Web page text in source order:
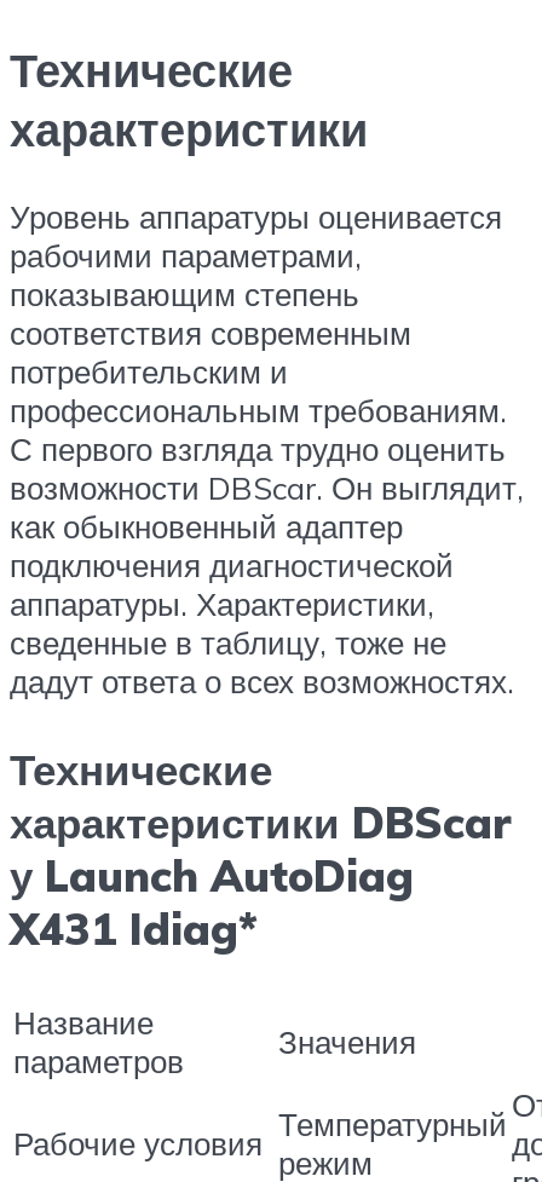
Технические
характеристики
Уровень аппаратуры оценивается
рабочими параметрами,
показывающим степень
соответствия современным
потребительским и
профессиональным требованиям.
С первого взгляда трудно оценить
возможности DBScar. Он выглядит,
как обыкновенный адаптер
подключения диагностической
аппаратуры. Характеристики,
сведенные в таблицу, тоже не
дадут ответа о всех возможностях.
Технические
характеристики DBScar
у Launch AutoDiag
X431 Idiag*
Название
параметров
Значения
Рабочие условия Температурный
режим